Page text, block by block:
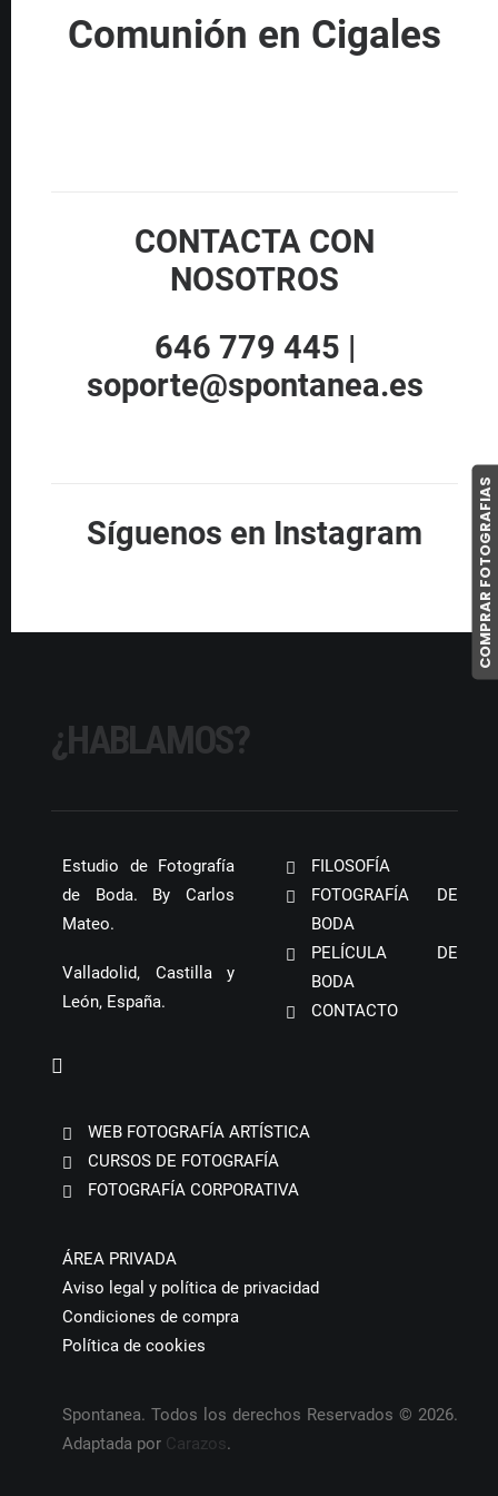
Comunión en Cigales
CONTACTA CON
NOSOTROS
646 779 445 |
soporte@spontanea.es
Síguenos en Instagram
¿HABLAMOS?
Estudio de Fotografía
de Boda. By Carlos
Mateo.
Valladolid, Castilla y
León, España.
FILOSOFÍA
FOTOGRAFÍA DE
BODA
PELÍCULA DE
BODA
CONTACTO
WEB FOTOGRAFÍA ARTÍSTICA
CURSOS DE FOTOGRAFÍA
FOTOGRAFÍA CORPORATIVA
ÁREA PRIVADA
Aviso legal y política de privacidad
Condiciones de compra
Política de cookies
Spontanea. Todos los derechos Reservados © 2026.
Adaptada por Carazos.
COMPRAR FOTOGRAFIAS